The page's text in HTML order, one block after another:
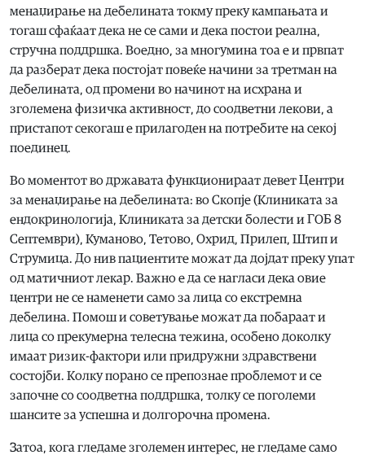
менаџирање на дебелината токму преку кампањата и
тогаш сфаќаат дека не се сами и дека постои реална,
стручна поддршка. Воедно, за многумина тоа е и првпат
да разберат дека постојат повеќе начини за третман на
дебелината, од промени во начинот на исхрана и
зголемена физичка активност, до соодветни лекови, а
пристапот секогаш е прилагоден на потребите на секој
поединец.
Во моментот во државата функционираат девет Центри
за менаџирање на дебелината: во Скопје (Клиниката за
ендокринологија, Клиниката за детски болести и ГОБ 8
Септември), Куманово, Тетово, Охрид, Прилеп, Штип и
Струмица. До нив пациентите можат да дојдат преку упат
од матичниот лекар. Важно е да се нагласи дека овие
центри не се наменети само за лица со екстремна
дебелина. Помош и советување можат да побараат и
лица со прекумерна телесна тежина, особено доколку
имаат ризик-фактори или придружни здравствени
состојби. Колку порано се препознае проблемот и се
започне со соодветна поддршка, толку се поголеми
шансите за успешна и долгорочна промена.
Затоа, кога гледаме зголемен интерес, не гледаме само